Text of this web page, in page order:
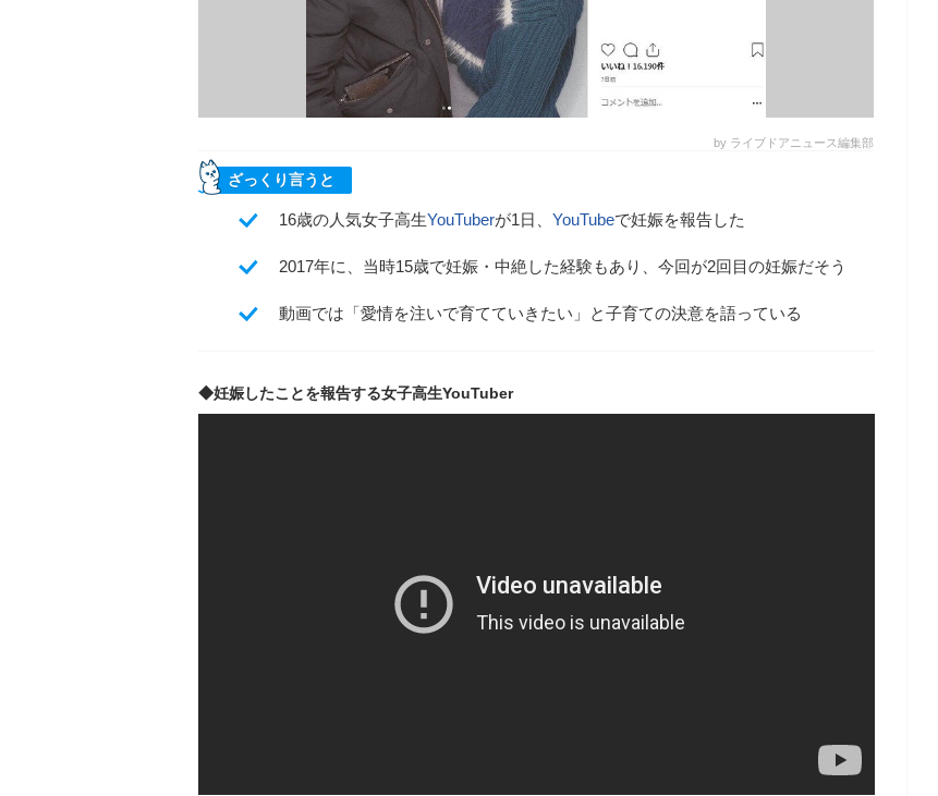
by ライブドアニュース編集部
ざっくり言うと
16歳の人気女子高生YouTuberが1日、 YouTubeで妊娠を報告した
2017年に、当時15歳で妊娠・中絶した経験もあり、今回が2回目の妊娠だそう
動画では「愛情を注いで育てていきたい」と子育ての決意を語っている
◆妊娠したことを報告する女子高生YouTuber